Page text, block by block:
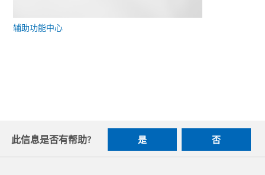
辅助功能中心
此信息是否有帮助? 是 否